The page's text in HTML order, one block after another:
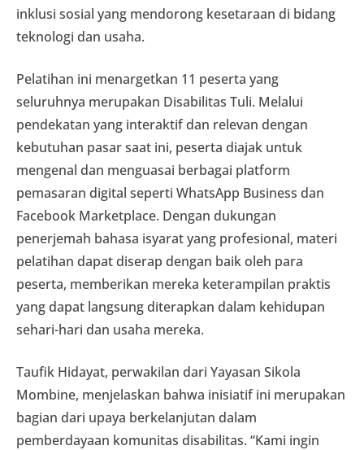
inklusi sosial yang mendorong kesetaraan di bidang
teknologi dan usaha.
Pelatihan ini menargetkan 11 peserta yang
seluruhnya merupakan Disabilitas Tuli. Melalui
pendekatan yang interaktif dan relevan dengan
kebutuhan pasar saat ini, peserta diajak untuk
mengenal dan menguasai berbagai platform
pemasaran digital seperti WhatsApp Business dan
Facebook Marketplace. Dengan dukungan
penerjemah bahasa isyarat yang profesional, materi
pelatihan dapat diserap dengan baik oleh para
peserta, memberikan mereka keterampilan praktis
yang dapat langsung diterapkan dalam kehidupan
sehari-hari dan usaha mereka.
Taufik Hidayat, perwakilan dari Yayasan Sikola
Mombine, menjelaskan bahwa inisiatif ini merupakan
bagian dari upaya berkelanjutan dalam
pemberdayaan komunitas disabilitas. “Kami ingin